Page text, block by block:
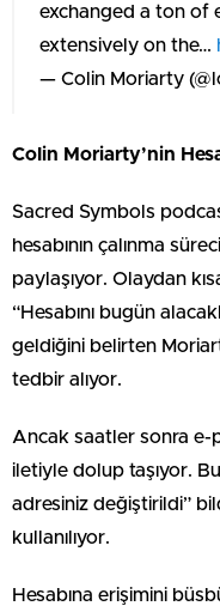
exchanged a ton of
extensively on the…
— Colin Moriarty
Colin Moriarty’nin
Sacred Symbols
hesabının çalınma
paylaşıyor. Olaydan
“Hesabını bugün
geldiğini belirten
tedbir alıyor.
Ancak saatler sonra e-
iletiyle dolup taşıyor.
adresiniz değiştirildi”
kullanılıyor.
Hesabına erişimini